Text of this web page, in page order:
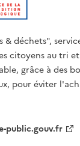
& déchets",
citoyens au tri
grâce à des
pour éviter
public.gouv.fr